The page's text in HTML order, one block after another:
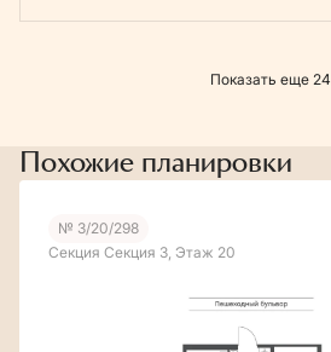
Показать еще 24
Похожие планировки
№ 3/20/298
Секция Секция 3, Этаж 20